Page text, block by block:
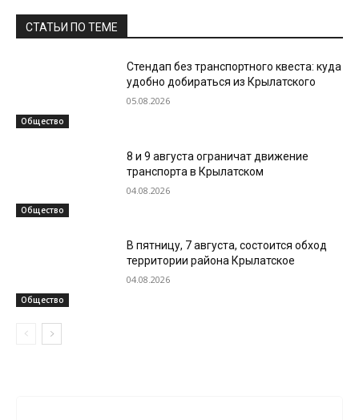
СТАТЬИ ПО ТЕМЕ
Общество
Стендап без транспортного квеста: куда
удобно добираться из Крылатского
05.08.2026
Общество
8 и 9 августа ограничат движение
транспорта в Крылатском
04.08.2026
Общество
В пятницу, 7 августа, состоится обход
территории района Крылатское
04.08.2026